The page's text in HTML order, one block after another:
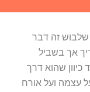
שלבוש זה דבר
אך בשביל
שהוא דרך
עצמה ועל אורח